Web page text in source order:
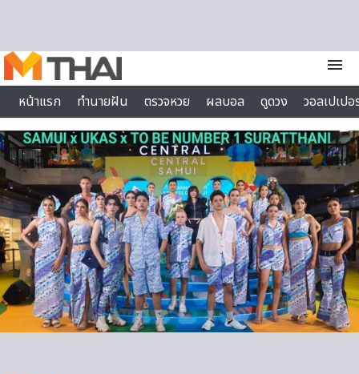
menu
หน้าแรก
ทำนายฝัน ตรวจหวย ผลบอล ดูดวง
วอลเปเป
ไลฟ์สไตล์